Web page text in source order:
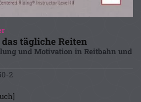
tägliche Reiten
und Motivation in Reitbahn und
2